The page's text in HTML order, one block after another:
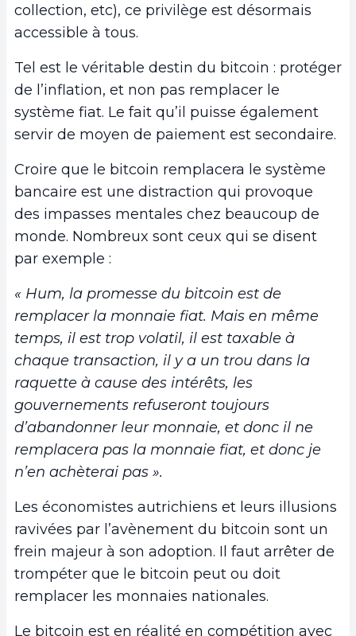
collection, etc), ce privilège est désormais
accessible à tous.
Tel est le véritable destin du bitcoin : protéger
de l’inflation, et non pas remplacer le
système fiat. Le fait qu’il puisse également
servir de moyen de paiement est secondaire.
Croire que le bitcoin remplacera le système
bancaire est une distraction qui provoque
des impasses mentales chez beaucoup de
monde. Nombreux sont ceux qui se disent
par exemple :
« Hum, la promesse du bitcoin est de
remplacer la monnaie fiat. Mais en même
temps, il est trop volatil, il est taxable à
chaque transaction, il y a un trou dans la
raquette à cause des intérêts, les
gouvernements refuseront toujours
d’abandonner leur monnaie, et donc il ne
remplacera pas la monnaie fiat, et donc je
n’en achèterai pas ».
Les économistes autrichiens et leurs illusions
ravivées par l’avènement du bitcoin sont un
frein majeur à son adoption. Il faut arrêter de
trompéter que le bitcoin peut ou doit
remplacer les monnaies nationales.
Le bitcoin est en réalité en compétition avec